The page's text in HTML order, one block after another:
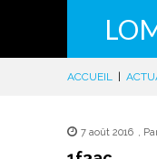
ACCUEIL
7 août 2016 ,